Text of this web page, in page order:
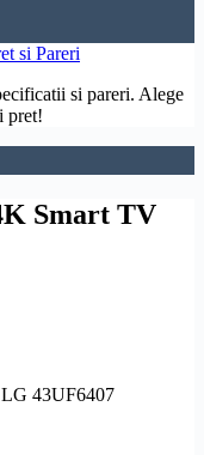
si Pareri
si pareri. Alege
pret!
Smart TV